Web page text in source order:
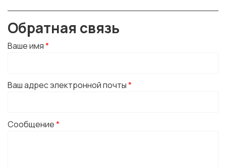
Обратная связь
Ваше имя*
Ваш адрес электронной почты*
Сообщение*